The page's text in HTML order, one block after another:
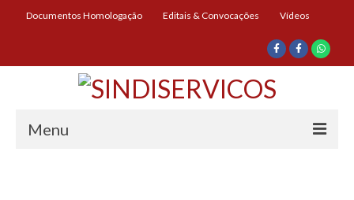
Documentos Homologação Editais & Convocações Vídeos
Menu